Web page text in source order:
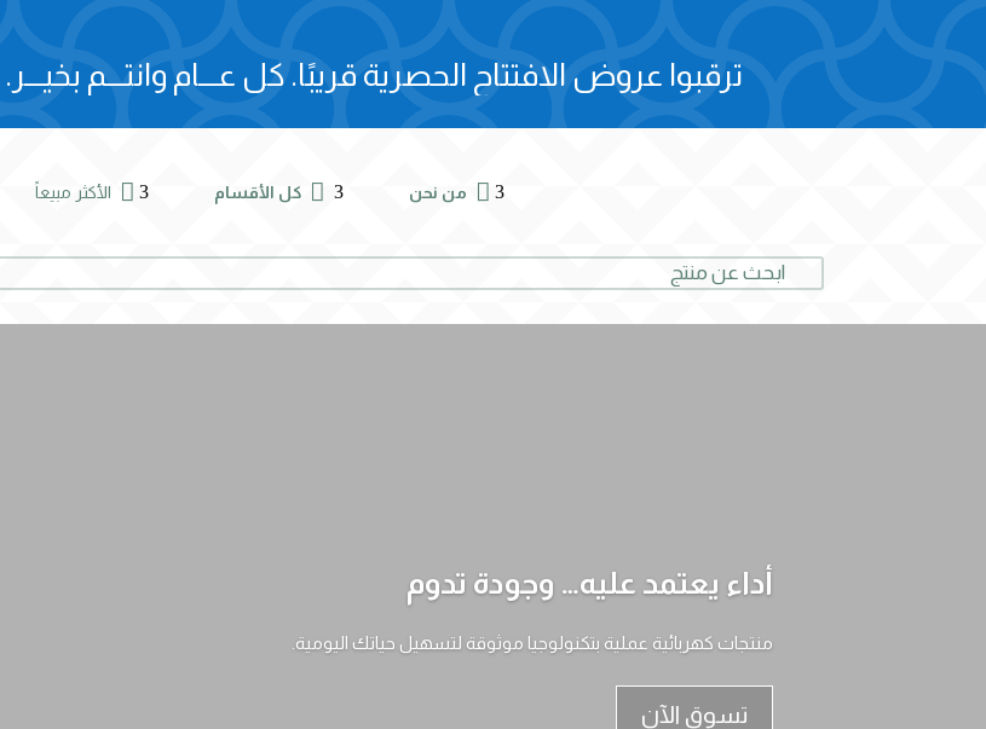
ترقبوا عروض الافتتاح الحصرية قريبًا. كل عـــام وانتـــم بخيـــر.
3
 من نحن 3
 كل الأقسام 3
 الأكثر مبيعاً
أداء يعتمد عليه… وجودة تدوم
منتجات كهربائية عملية بتكنولوجيا موثوقة لتسهيل حياتك اليومية.
تسوق الآن